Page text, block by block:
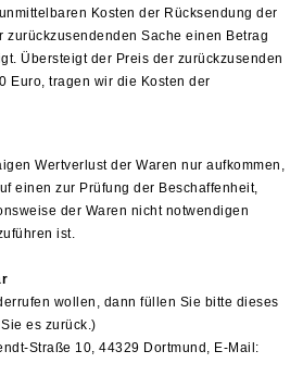
Kosten der Rücksendung der
zurückzusendenden Sache einen Betrag
Übersteigt der Preis der zurückzusenden
Euro, tragen wir die Kosten der
Wertverlust der Waren nur aufkommen,
einen zur Prüfung der Beschaffenheit,
der Waren nicht notwendigen
ist.
wollen, dann füllen Sie bitte dieses
es zurück.)
Straße 10, 44329 Dortmund , E-Mail: